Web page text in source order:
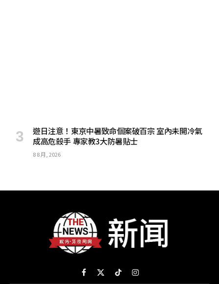
遊日注意！東京中暑致命個案破百宗 室內未開冷氣
成高危殺手 專家教3大防暑貼士
8 8 月, 2026
Facebook
X
TikTokInstagram